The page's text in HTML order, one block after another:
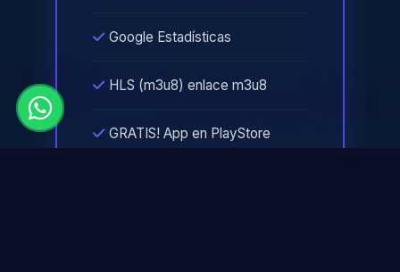
Google Estadísticas
HLS (m3u8) enlace m3u8
GRATIS! App en PlayStore